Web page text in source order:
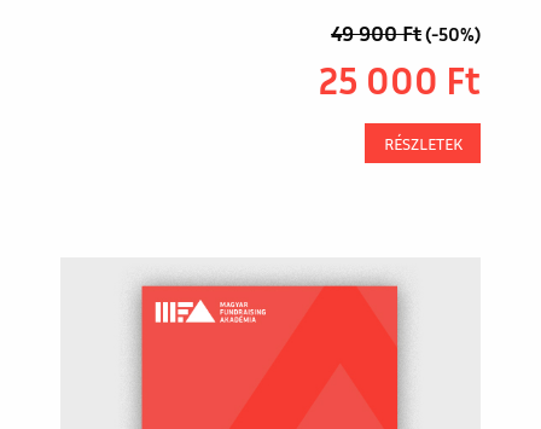
49 900Ft(-50%)
25 000 Ft
RÉSZLETEK